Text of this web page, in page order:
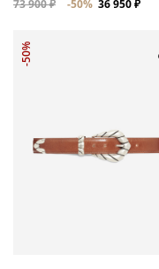
73 900 ₽ -50% 36 950 ₽
-50%